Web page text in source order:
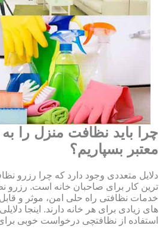
چرا باید نظافت منزل را
معتبر بسپاریم؟
دلایل متعددی وجود دارد که چرا رزرو
ترین کار برای صاحبان خانه است.
خدمات نظافتی راه حلی امن، موثر و
های زیادی برای هر خانه دارند. اینجا
استفاده از نظافتچی درخواست خوبی